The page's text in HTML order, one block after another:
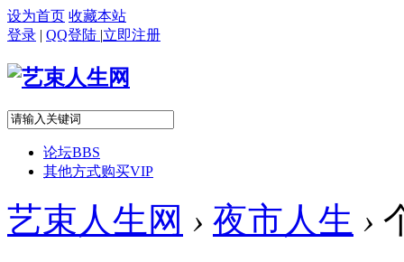
设为首页 收藏本站
登录 | QQ登陆 |立即注册
论坛BBS
其他方式购买VIP
艺束人生网 › 夜市人生 ›